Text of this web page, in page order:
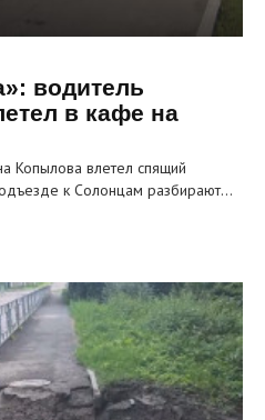
водитель
в кафе на
Копылова влетел спящий
к Солонцам разбирают…